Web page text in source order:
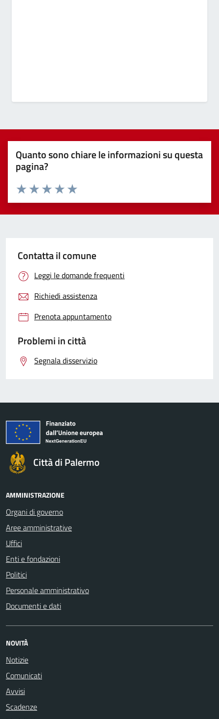
Quanto sono chiare le informazioni su questa
pagina?
Valuta 5 stelle su 5
Valuta 4 stelle su 5
Valuta 3 stelle su 5
Valuta 2 stelle su 5
Valuta 1 stelle su 5
Contatta il comune
Leggi le domande frequenti
Richiedi assistenza
Prenota appuntamento
Problemi in città
Segnala disservizio
Città di Palermo
AMMINISTRAZIONE
Organi di governo
Aree amministrative
Uffici
Enti e fondazioni
Politici
Personale amministrativo
Documenti e dati
NOVITÀ
Notizie
Comunicati
Avvisi
Scadenze